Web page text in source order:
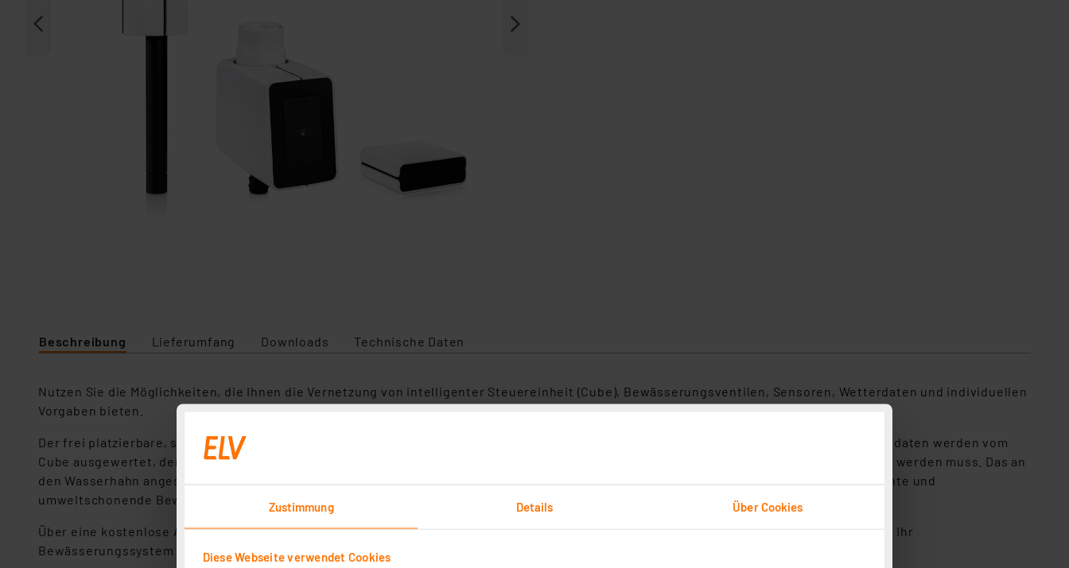
Zustimmung Details Über Cookies
Diese Webseite verwendet Cookies
Beschreibung Lieferumfang Downloads Technische Daten
Nutzen Sie die Möglichkeiten, die Ihnen die Vernetzung von intelligenter Steuereinheit (Cube), Bewässerungsventilen, Sensoren, Wetterdaten und individuellen
Vorgaben bieten.
Der frei platzierbare, solarbetriebene Sensor misst laufend im Garten die Bodenfeuchtigkeit, Helligkeit und Temperatur. Diese Umgebungsdaten werden vom
Cube ausgewertet, der je nach Wettervorhersage und persönlichen Einstellungen eigenständig entscheidet, wann und wie viel bewässert werden muss. Das an
den Wasserhahn angeschlossene, energieautarke Bewässerungsventil empfängt dessen Befehle und sorgt dosiert für eine bedarfsgerechte und
umweltschonende Bewässerung.
Über eine kostenlose App steuern Sie das gesamte Bewässerungssystem über Ihr Smartphone. Per Cloud ist der weltweite Fernzugriff auf Ihr
Bewässerungssystem möglich, das System ist aber auch autark betreibbar.